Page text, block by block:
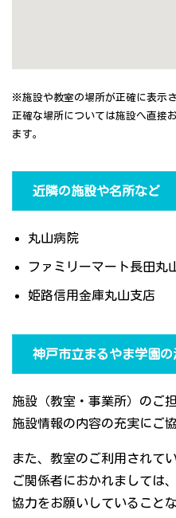
※施設や教室の場所が正確に表示
正確な場所については施設へ直接
ます。
近隣の施設や名所など
丸山病院
ファミリーマート長田丸
姫路信用金庫丸山支店
神戸市立まるやま学園
施設（教室・事業所）のご
施設情報の内容の充実にご
また、教室のご利用されて
ご関係者におかれましては
協力をお願いしていること